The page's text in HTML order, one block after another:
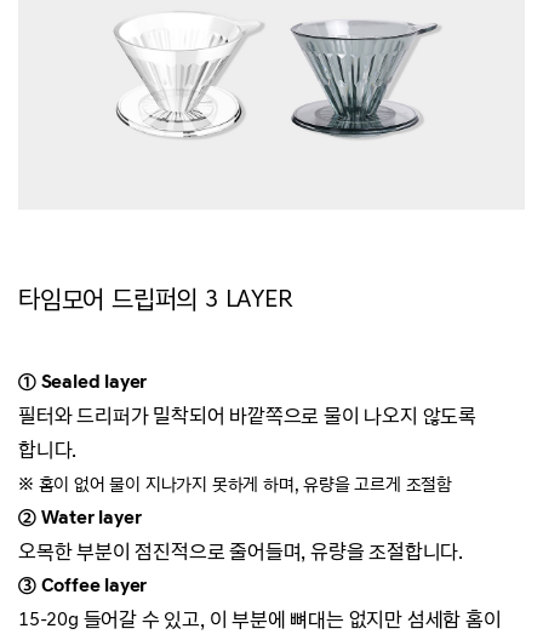
타임모어 드립퍼의 3 LAYER
① Sealed layer
필터와 드리퍼가 밀착되어 바깥쪽으로 물이 나오지 않도록
합니다.
※ 홈이 없어 물이 지나가지 못하게 하며, 유량을 고르게 조절함
② Water layer
오목한 부분이 점진적으로 줄어들며, 유량을 조절합니다.
③ Coffee layer
15-20g 들어갈 수 있고, 이 부분에 뼈대는 없지만 섬세함 홈이